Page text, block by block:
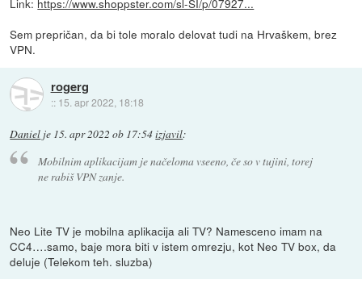
Link: https://www.shoppster.com/sl-SI/p/07927...
Sem prepričan, da bi tole moralo delovat tudi na Hrvaškem, brez
VPN.
rogerg
:: 15. apr 2022, 18:18
Daniel je 15. apr 2022 ob 17:54izjavil:
Mobilnim aplikacijam je načeloma vseeno, če so v tujini, torej
ne rabiš VPN zanje.
Neo Lite TV je mobilna aplikacija ali TV? Namesceno imam na
CC4….samo, baje mora biti v istem omrezju, kot Neo TV box, da
deluje (Telekom teh. sluzba)